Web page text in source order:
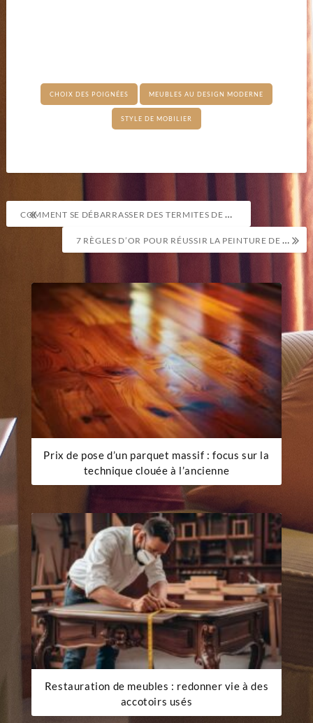
CHOIX DES POIGNÉES MEUBLES AU DESIGN MODERNE
STYLE DE MOBILIER
Navigation
de
l’article
COMMENT SE DÉBARRASSER DES TERMITES DE MANIÈRE RESPECTUEUSE DE L’ENVIRONNEMENT ?
7 RÈGLES D’OR POUR RÉUSSIR LA PEINTURE DE VOTRE SALON COMME UN PRO
Prix de pose d’un parquet massif : focus sur la
technique clouée à l’ancienne
Restauration de meubles : redonner vie à des
accotoirs usés